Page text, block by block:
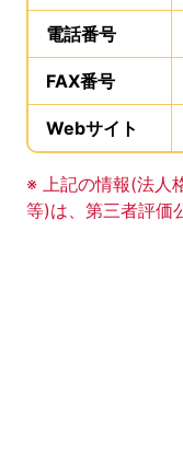
電話番号
FAX番号
Webサイト
事業所の基礎デー
※ 上記の情報(法人
等)は、第三者評価